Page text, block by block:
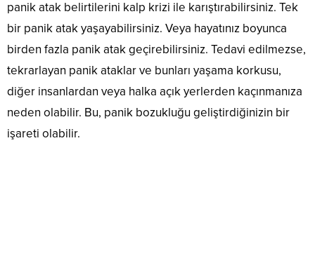
panik atak belirtilerini kalp krizi ile karıştırabilirsiniz. Tek
bir panik atak yaşayabilirsiniz. Veya hayatınız boyunca
birden fazla panik atak geçirebilirsiniz. Tedavi edilmezse,
tekrarlayan panik ataklar ve bunları yaşama korkusu,
diğer insanlardan veya halka açık yerlerden kaçınmanıza
neden olabilir. Bu, panik bozukluğu geliştirdiğinizin bir
işareti olabilir.